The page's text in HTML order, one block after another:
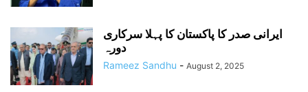
ایرانی صدر کا پاکستان کا پہلا سرکاری
دورہ
Rameez Sandhu - August 2, 2025